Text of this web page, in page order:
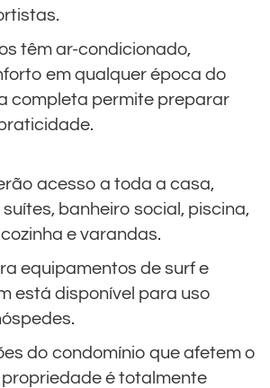
têm ar-condicionado,
em qualquer época do
completa permite preparar
acesso a toda a casa,
banheiro social, piscina,
e varandas.
equipamentos de surf e
está disponível para uso
do condomínio que afetem o
é totalmente